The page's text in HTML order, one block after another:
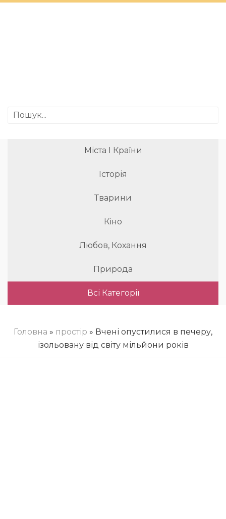
Міста І Країни
Історія
Тварини
Кіно
Любов, Кохання
Природа
Всі Категорії
Головна » простір » Вчені опустилися в печеру,
ізольовану від світу мільйони років